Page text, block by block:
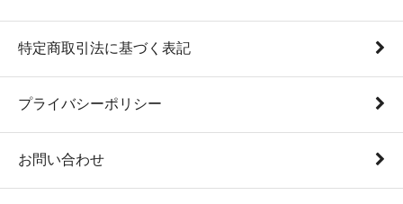
特定商取引法に基づく表記
プライバシーポリシー
お問い合わせ